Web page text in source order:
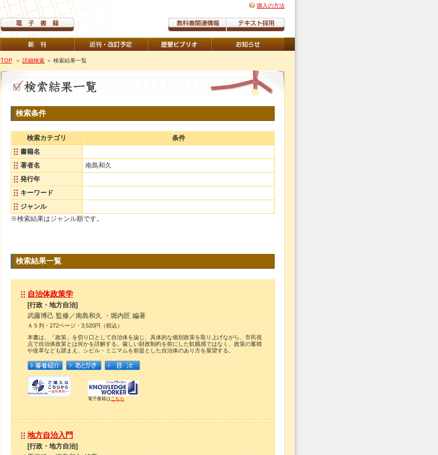
購入の方法
TOP ＞ 詳細検索 ＞ 検索結果一覧
検索条件
検索カテゴリ
条件
書籍名
著者名
南島和久
発行年
キーワード
ジャンル
※検索結果はジャンル順です。
検索結果一覧
自治体政策学
[行政・地方自治]
武藤博己 監修／南島和久 ・堀内匠 編著
Ａ５判・272ページ・3,520円（税込）
本書は、「政策」を切り口として自治体を論じ、具体的な個別政策を取り上げながら、市民視
点で自治体政策とは何かを詳解する。厳しい財政制約を前にした飢餓感ではなく、政策の蓄積
や改革なども踏まえ、シビル・ミニマムを前提とした自治体のあり方を展望する。
電子書籍はこちら
地方自治入門
[行政・地方自治]